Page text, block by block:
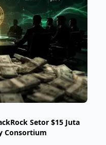
Setor $15 Juta
Consortium